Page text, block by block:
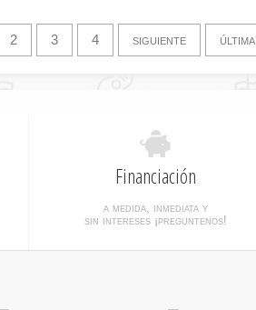
2 3 4 siguiente última
Financiación
a medida, inmediata y
sin intereses ¡preguntenos!